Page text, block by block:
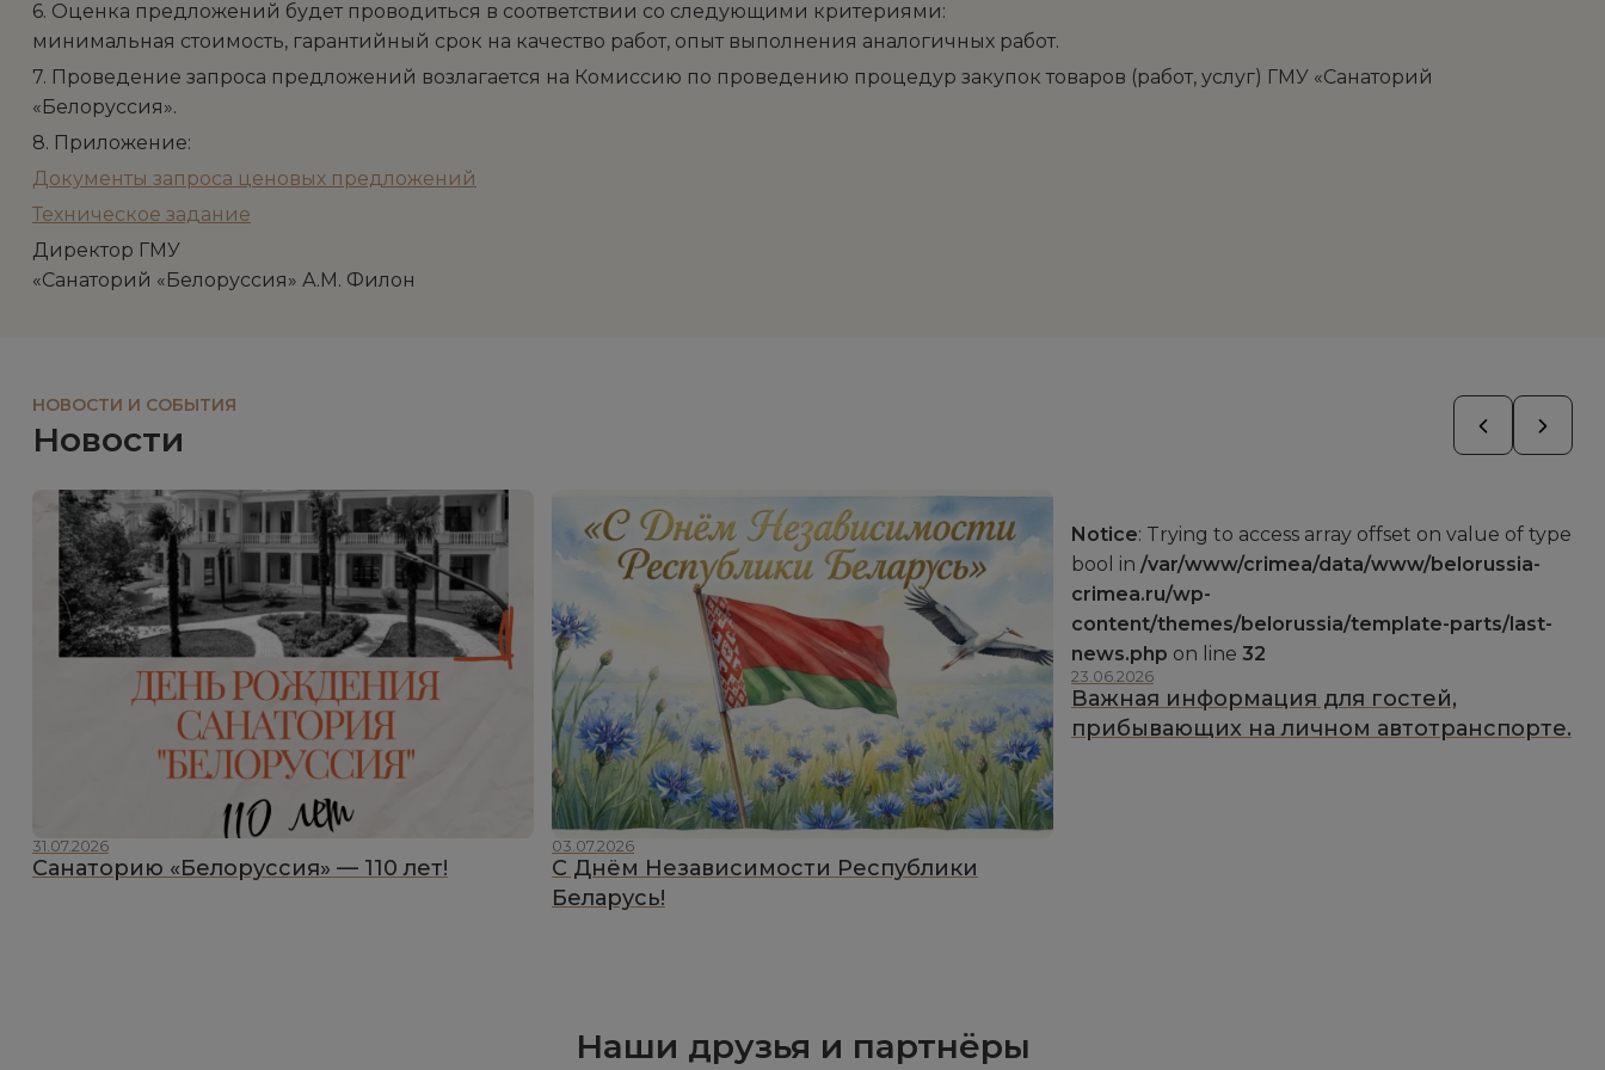
6. Оценка предложений будет проводиться в соответствии со следующими критериями:
минимальная стоимость, гарантийный срок на качество работ, опыт выполнения аналогичных работ.
7. Проведение запроса предложений возлагается на Комиссию по проведению процедур закупок товаров (работ, услуг) ГМУ «Санаторий
«Белоруссия».
8. Приложение:
Документы запроса ценовых предложений
Техническое задание
Директор ГМУ
«Санаторий «Белоруссия» А.М. Филон
НОВОСТИ И СОБЫТИЯ
Новости
31.07.2026
Санаторию «Белоруссия» — 110 лет!
03.07.2026
С Днём Независимости Республики
Беларусь!
Notice: Trying to access array offset on value of type
bool in /var/www/crimea/data/www/belorussia-
crimea.ru/wp-
content/themes/belorussia/template-parts/last-
news.php on line 32
23.06.2026
Важная информация для гостей,
прибывающих на личном автотранспорте.
Наши друзья и партнёры